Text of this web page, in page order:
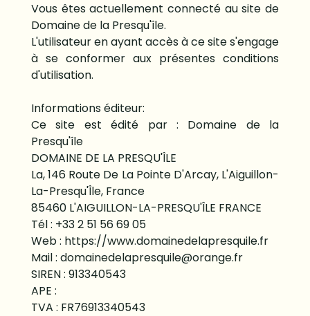
Vous êtes actuellement connecté au site de
Domaine de la Presqu'île.
L'utilisateur en ayant accès à ce site s'engage
à se conformer aux présentes conditions
d'utilisation.
Informations éditeur:
Ce site est édité par : Domaine de la
Presqu'île
DOMAINE DE LA PRESQU'ÎLE
La, 146 Route De La Pointe D'Arcay, L'Aiguillon-
La-Presqu'Île, France
85460 L'AIGUILLON-LA-PRESQU'ÎLE FRANCE
Tél : +33 2 51 56 69 05
Web : https://www.domainedelapresquile.fr
Mail : domainedelapresquile@orange.fr
SIREN : 913340543
APE :
TVA : FR76913340543